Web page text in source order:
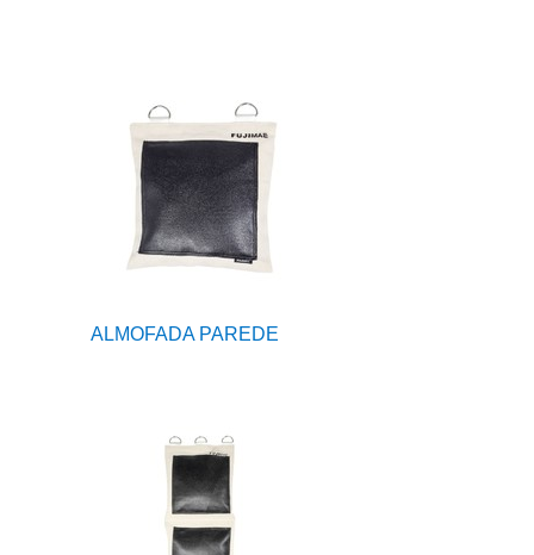
ALMOFADA PAREDE